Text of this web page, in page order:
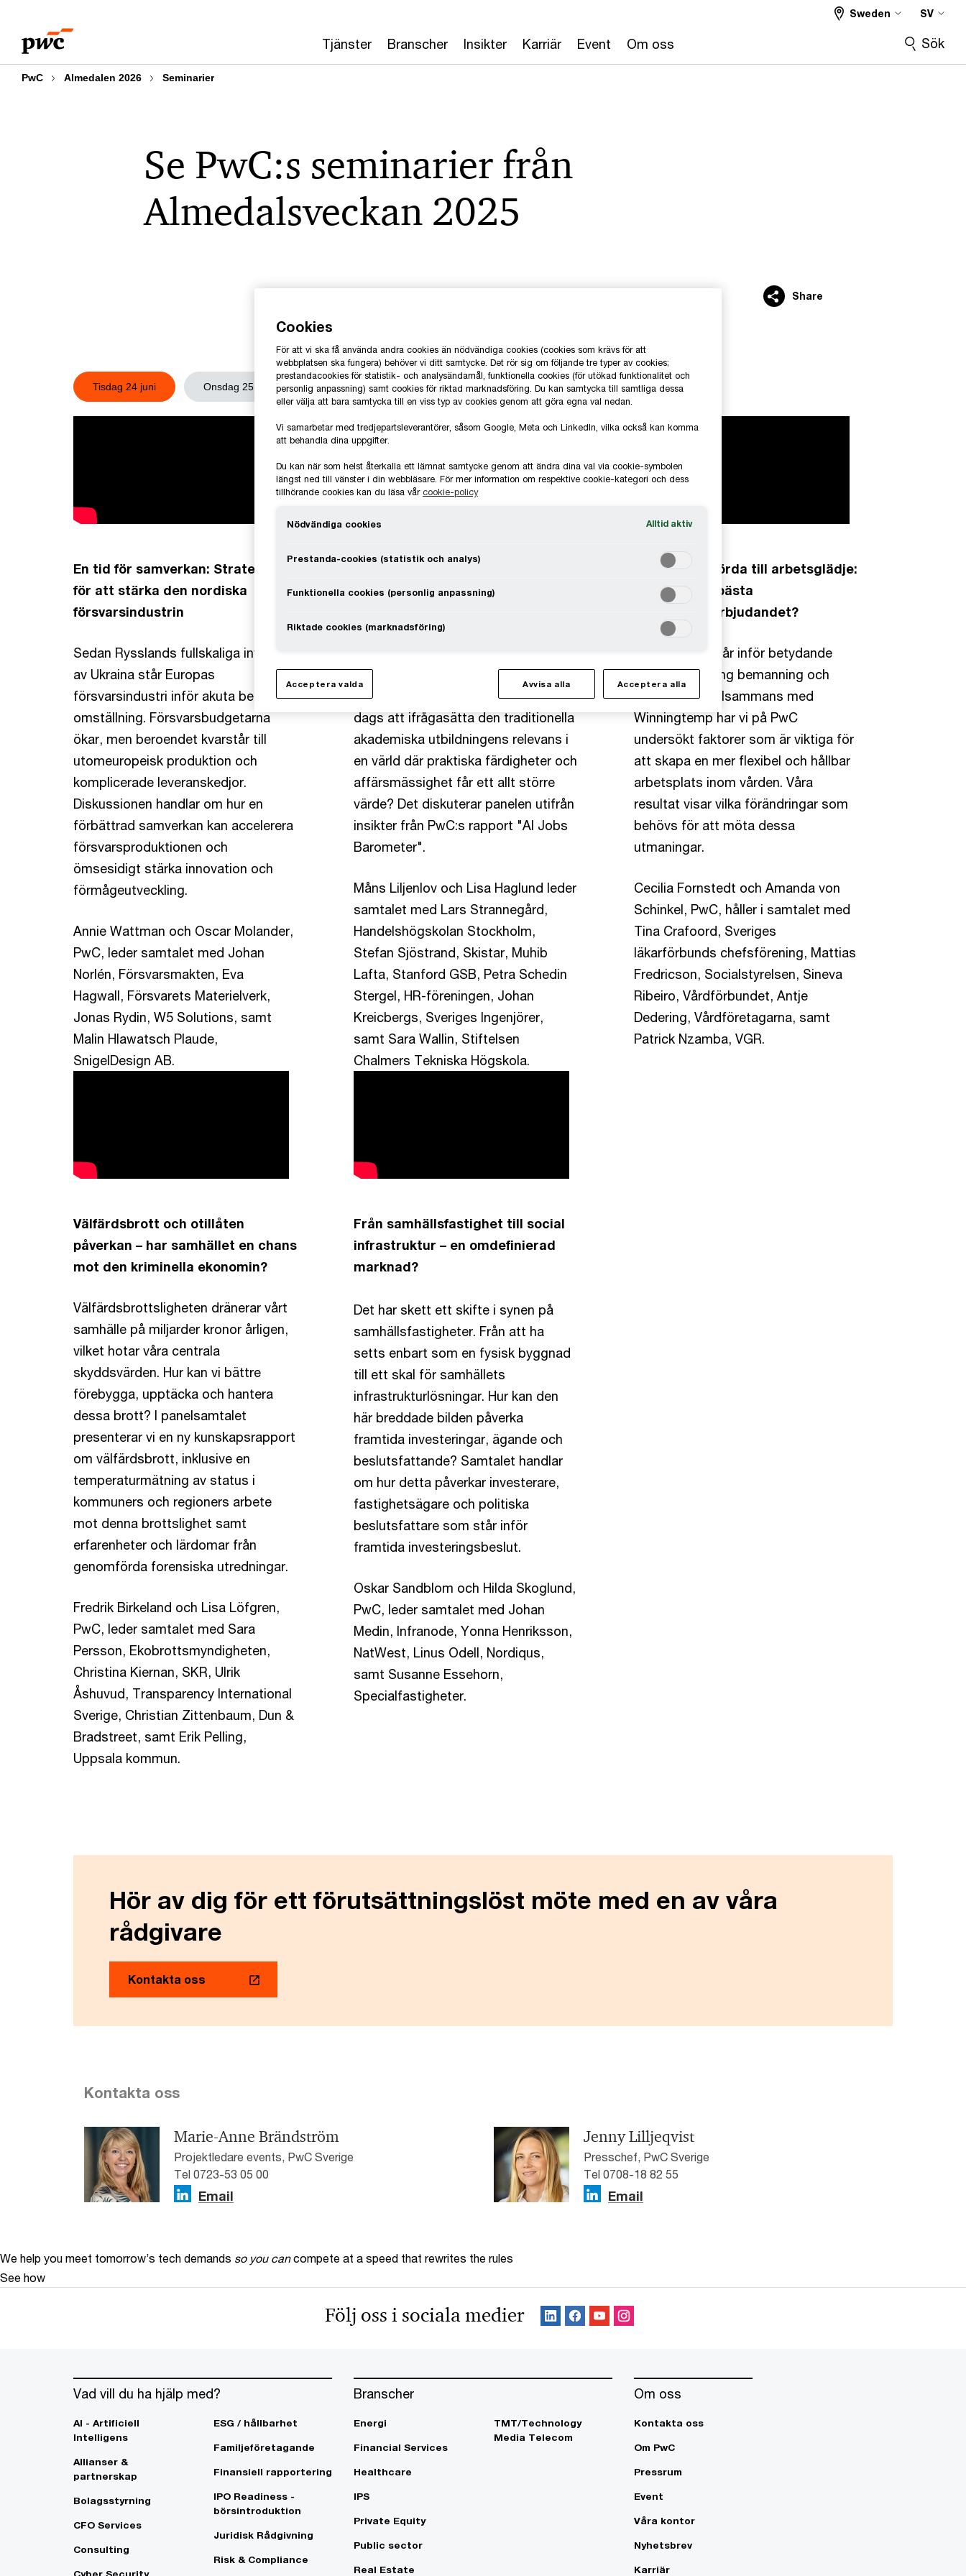
content
footer
Tjänster Branscher Insikter Karriär Event Om oss
Sweden SV
Sök
PwC Almedalen 2026 Seminarier
Se PwC:s seminarier från
Almedalsveckan 2025
Share
Tisdag 24 juni Onsdag 25 juni Torsdag 26 juni
En tid för samverkan: Strategier
för att stärka den nordiska
försvarsindustrin
Sedan Rysslands fullskaliga invasion
av Ukraina står Europas
försvarsindustri inför akuta behov av
omställning. Försvarsbudgetarna
ökar, men beroendet kvarstår till
utomeuropeisk produktion och
komplicerade leveranskedjor.
Diskussionen handlar om hur en
förbättrad samverkan kan accelerera
försvarsproduktionen och
ömsesidigt stärka innovation och
förmågeutveckling.
Annie Wattman och Oscar Molander,
PwC, leder samtalet med Johan
Norlén, Försvarsmakten, Eva
Hagwall, Försvarets Materielverk,
Jonas Rydin, W5 Solutions, samt
Malin Hlawatsch Plaude,
SnigelDesign AB.
Har akademisk kunskap något
reellt värde på den framtida
kommer att skapa mest värde på
framtidens arbetsplatser? Är det
dags att ifrågasätta den traditionella
akademiska utbildningens relevans i
en värld där praktiska färdigheter och
affärsmässighet får ett allt större
värde? Det diskuterar panelen utifrån
insikter från PwC:s rapport "AI Jobs
Barometer".
Måns Liljenlov och Lisa Haglund leder
samtalet med Lars Strannegård,
Handelshögskolan Stockholm,
Stefan Sjöstrand, Skistar, Muhib
Lafta, Stanford GSB, Petra Schedin
Stergel, HR-föreningen, Johan
Kreicbergs, Sveriges Ingenjörer,
samt Sara Wallin, Stiftelsen
Chalmers Tekniska Högskola.
Från arbetsbörda till arbetsglädje:
Vilket är det bästa
medarbetarerbjudandet?
Svensk vård står inför betydande
utmaningar kring bemanning och
arbetsmiljö. Tillsammans med
Winningtemp har vi på PwC
undersökt faktorer som är viktiga för
att skapa en mer flexibel och hållbar
arbetsplats inom vården. Våra
resultat visar vilka förändringar som
behövs för att möta dessa
utmaningar.
Cecilia Fornstedt och Amanda von
Schinkel, PwC, håller i samtalet med
Tina Crafoord, Sveriges
läkarförbunds chefsförening, Mattias
Fredricson, Socialstyrelsen, Sineva
Ribeiro, Vårdförbundet, Antje
Dedering, Vårdföretagarna, samt
Patrick Nzamba, VGR.
Välfärdsbrott och otillåten
påverkan – har samhället en chans
mot den kriminella ekonomin?
Välfärdsbrottsligheten dränerar vårt
samhälle på miljarder kronor årligen,
vilket hotar våra centrala
skyddsvärden. Hur kan vi bättre
förebygga, upptäcka och hantera
dessa brott? I panelsamtalet
presenterar vi en ny kunskapsrapport
om välfärdsbrott, inklusive en
temperaturmätning av status i
kommuners och regioners arbete
mot denna brottslighet samt
erfarenheter och lärdomar från
genomförda forensiska utredningar.
Fredrik Birkeland och Lisa Löfgren,
PwC, leder samtalet med Sara
Persson, Ekobrottsmyndigheten,
Christina Kiernan, SKR, Ulrik
Åshuvud, Transparency International
Sverige, Christian Zittenbaum, Dun &
Bradstreet, samt Erik Pelling,
Uppsala kommun.
Från samhällsfastighet till social
infrastruktur – en omdefinierad
marknad?
Det har skett ett skifte i synen på
samhällsfastigheter. Från att ha
setts enbart som en fysisk byggnad
till ett skal för samhällets
infrastrukturlösningar. Hur kan den
här breddade bilden påverka
framtida investeringar, ägande och
beslutsfattande? Samtalet handlar
om hur detta påverkar investerare,
fastighetsägare och politiska
beslutsfattare som står inför
framtida investeringsbeslut.
Oskar Sandblom och Hilda Skoglund,
PwC, leder samtalet med Johan
Medin, Infranode, Yonna Henriksson,
NatWest, Linus Odell, Nordiqus,
samt Susanne Essehorn,
Specialfastigheter.
Hör av dig för ett förutsättningslöst möte med en av våra
rådgivare
Kontakta oss
Kontakta oss
Marie-Anne Brändström
Projektledare events, PwC Sverige
Tel 0723-53 05 00
Email
Jenny Lilljeqvist
Presschef, PwC Sverige
Tel 0708-18 82 55
Email
We help you meet tomorrow’s tech demands so you can compete at a speed that rewrites the rules
See how
Följ oss i sociala medier
Vad vill du ha hjälp med?
AI - Artificiell
Intelligens
Allianser &
partnerskap
Bolagsstyrning
CFO Services
Consulting
ESG / hållbarhet
Familjeföretagande
Finansiell rapportering
IPO Readiness -
börsintroduktion
Juridisk Rådgivning
Risk & Compliance
Branscher
Energi
Financial Services
Healthcare
IPS
Private Equity
Public sector
Real Estate
TMT/Technology
Media Telecom
Om oss
Kontakta oss
Om PwC
Pressrum
Event
Våra kontor
Nyhetsbrev
Karriär
Cookies
För att vi ska få använda andra cookies än nödvändiga cookies (cookies som krävs för att
webbplatsen ska fungera) behöver vi ditt samtycke. Det rör sig om följande tre typer av cookies;
prestandacookies för statistik- och analysändamål, funktionella cookies (för utökad funktionalitet och
personlig anpassning) samt cookies för riktad marknadsföring. Du kan samtycka till samtliga dessa
eller välja att bara samtycka till en viss typ av cookies genom att göra egna val nedan.
Vi samarbetar med tredjepartsleverantörer, såsom Google, Meta och LinkedIn, vilka också kan komma
att behandla dina uppgifter.
Du kan när som helst återkalla ett lämnat samtycke genom att ändra dina val via cookie-symbolen
längst ned till vänster i din webbläsare. För mer information om respektive cookie-kategori och dess
tillhörande cookies kan du läsa vår cookie-policy
Nödvändiga cookies Alltid aktiv
Prestanda-cookies (statistik och analys)
Funktionella cookies (personlig anpassning)
Riktade cookies (marknadsföring)
Acceptera valda Avvisa alla Acceptera alla